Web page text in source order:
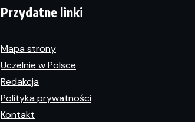
Przydatne linki
Mapa strony
Uczelnie w Polsce
Redakcja
Polityka prywatności
Kontakt